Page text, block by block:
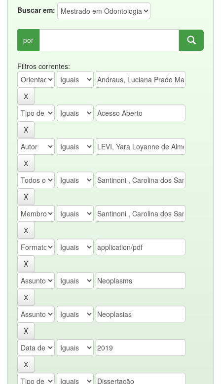
Buscar em:
por
Filtros correntes: